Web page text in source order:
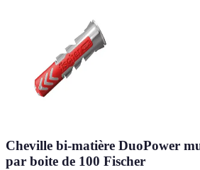
Cheville bi-matière DuoPower
par boite de 100 Fischer